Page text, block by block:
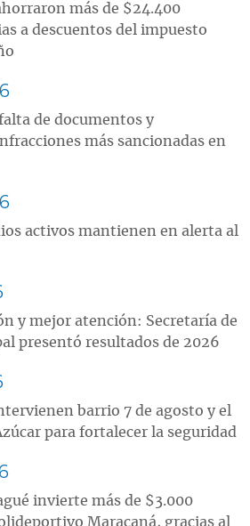
más de $24.400
a descuentos del impuesto
de documentos y
más sancionadas en
activos mantienen en alerta al
y mejor atención: Secretaría de
presentó resultados de 2026
barrio 7 de agosto y el
para fortalecer la seguridad
invierte más de $3.000
Maracaná, gracias al